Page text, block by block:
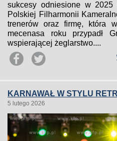
sukcesy odniesione w
Polskiej Filharmonii
trenerów oraz firmę, która
mecenasa roku przypadł
wspierającej żeglarstwo....
KARNAWAŁ W STYLU
5 lutego 2026